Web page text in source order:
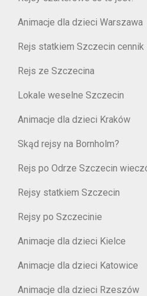
Animacje dla dzieci Warszawa
Rejs statkiem Szczecin cennik
Rejs ze Szczecina
Lokale weselne Szczecin
Animacje dla dzieci Kraków
Skąd rejsy na Bornholm?
Rejs po Odrze Szczecin
Rejsy statkiem Szczecin
Rejsy po Szczecinie
Animacje dla dzieci Kielce
Animacje dla dzieci Katowice
Animacje dla dzieci Rzeszów